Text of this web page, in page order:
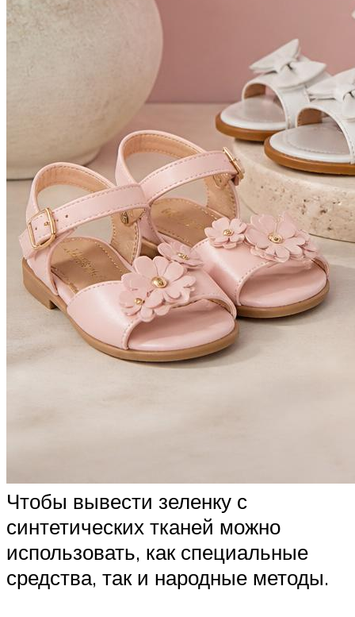
Чтобы вывести зеленку с
синтетических тканей можно
использовать, как специальные
средства, так и народные методы.